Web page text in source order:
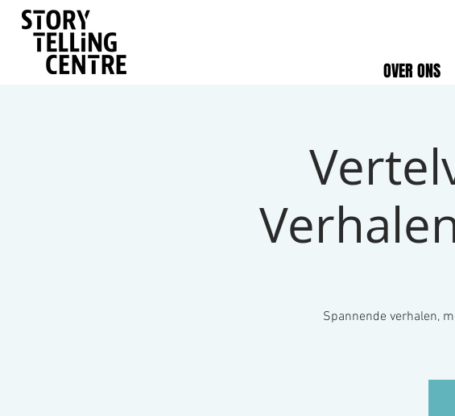
OVER ONS
Spannende verhalen,